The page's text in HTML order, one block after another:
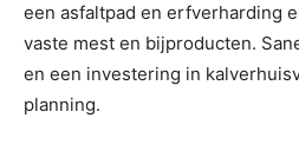
een asfaltpad en erfverharding
vaste mest en bijproducten.
en een investering in
planning.